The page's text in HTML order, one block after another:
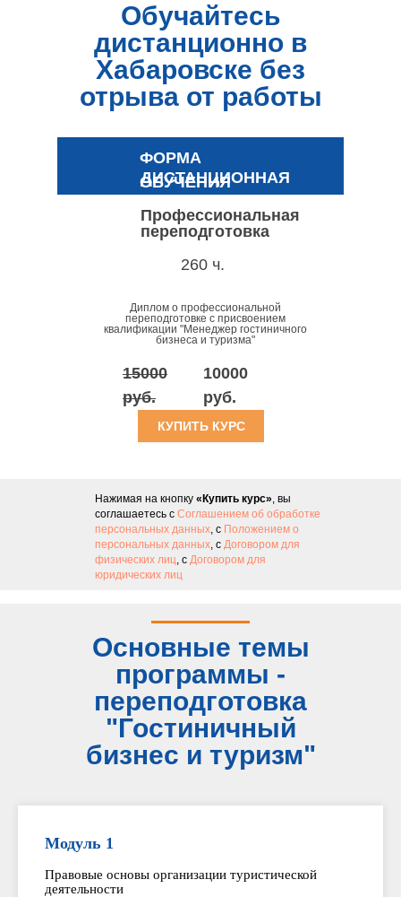
Обучайтесь
дистанционно в
Хабаровске без
отрыва от работы
ФОРМА
ОБУЧЕНИЯ
ДИСТАНЦИОННАЯ
Профессиональная
переподготовка
Диплом о профессиональной
переподготовке с присвоением
квалификации "Менеджер гостиничного
бизнеса и туризма"
260 ч.
10000
руб.
15000
руб.
КУПИТЬ КУРС
Нажимая на кнопку «Купить курс», вы
соглашаетесь с Соглашением об обработке
персональных данных, с Положением о
персональных данных, с Договором для
физических лиц, с Договором для
юридических лиц
Основные темы
программы -
переподготовка
"Гостиничный
бизнес и туризм"
Модуль 1
Правовые основы организации туристической
деятельности